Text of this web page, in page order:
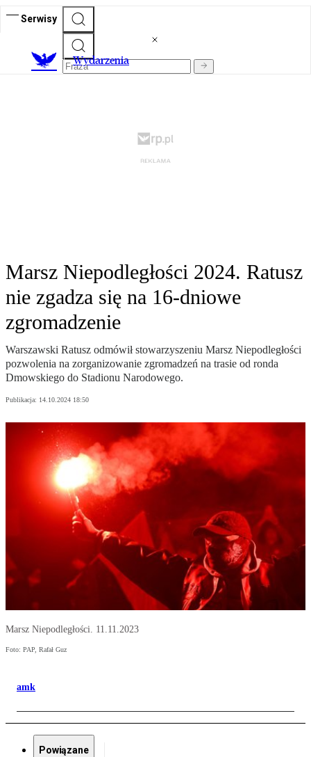
Serwisy
Wydarzenia
Marsz Niepodległości 2024. Ratusz
nie zgadza się na 16-dniowe
zgromadzenie
Warszawski Ratusz odmówił stowarzyszeniu Marsz Niepodległości
pozwolenia na zorganizowanie zgromadzeń na trasie od ronda
Dmowskiego do Stadionu Narodowego.
Publikacja: 14.10.2024 18:50
Marsz Niepodległości. 11.11.2023
Foto: PAP, Rafał Guz
amk
Powiązane